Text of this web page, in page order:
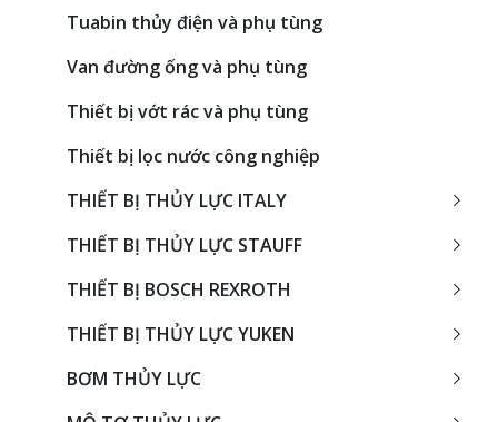
Tuabin thủy điện và phụ tùng
Van đường ống và phụ tùng
Thiết bị vớt rác và phụ tùng
Thiết bị lọc nước công nghiệp
THIẾT BỊ THỦY LỰC ITALY
THIẾT BỊ THỦY LỰC STAUFF
THIẾT BỊ BOSCH REXROTH
THIẾT BỊ THỦY LỰC YUKEN
BƠM THỦY LỰC